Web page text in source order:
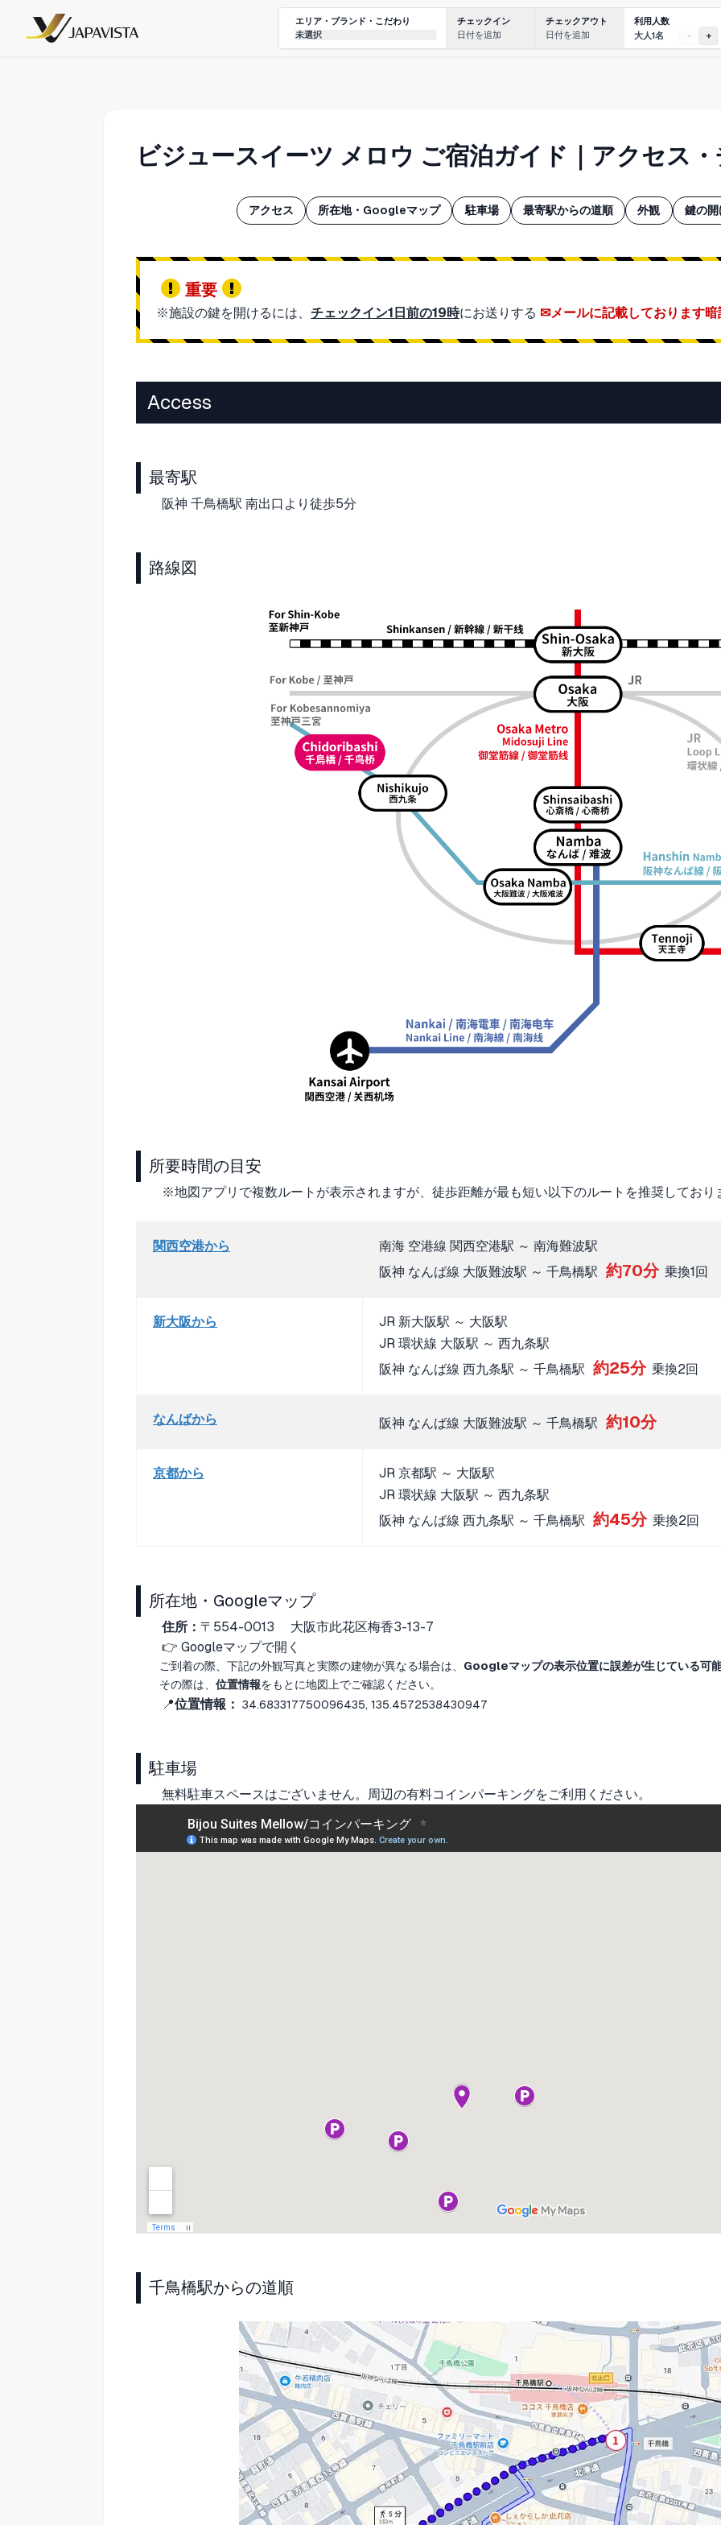
エリア・ブランド・こだわり
未選択
チェックイン
日付を追加
チェックアウト
日付を追加
利用人数
大人1名
- +
ビジュースイーツ メロウ ご宿泊ガイド｜アクセス
アクセス 所在地・Googleマップ 駐車場 最寄駅からの道順 外観 鍵の開
重要
※施設の鍵を開けるには、 チェックイン1日前の19時にお送りする メールに記載しております
Access
最寄駅
阪神 千鳥橋駅 南出口より徒歩5分
路線図
所要時間の目安
※地図アプリで複数ルートが表示されますが、徒歩距離が最も短い以下のルートを推奨しており
関西空港から
南海 空港線 関西空港駅 ～ 南海難波駅
阪神 なんば線 大阪難波駅 ～ 千鳥橋駅 約70分 乗換1回
新大阪から
JR 新大阪駅 ～ 大阪駅
JR 環状線 大阪駅 ～ 西九条駅
阪神 なんば線 西九条駅 ～ 千鳥橋駅 約25分 乗換2回
なんばから 阪神 なんば線 大阪難波駅 ～ 千鳥橋駅 約10分
京都から
JR 京都駅 ～ 大阪駅
JR 環状線 大阪駅 ～ 西九条駅
阪神 なんば線 西九条駅 ～ 千鳥橋駅 約45分 乗換2回
所在地・Googleマップ
住所： 〒554-0013
大阪市此花区梅香3-13-7
👉 Googleマップで開く
ご到着の際、下記の外観写真と実際の建物が異なる場合は、 Googleマップの表示位置に誤差が生じている可
その際は、 位置情報をもとに地図上でご確認ください。
📍位置情報： 34.683317750096435, 135.4572538430947
駐車場
無料駐車スペースはございません。周辺の有料コインパーキングをご利用ください。
千鳥橋駅からの道順